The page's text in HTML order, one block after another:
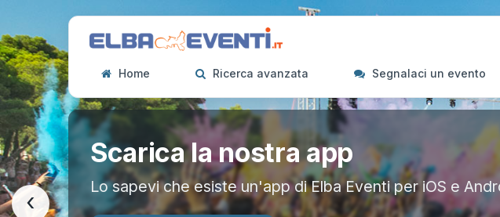
Home Ricerca avanzata Segnalaci un evento
Scarica la nostra app
Lo sapevi che esiste un'app di Elba Eventi per iOS e
‹